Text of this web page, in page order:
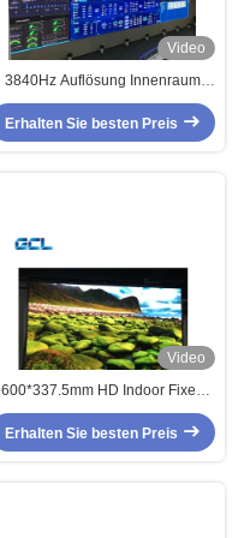
Video
3840Hz Auflösung Innenraum
Fest-LED-Display Gspark High
Definition für kommerzielle
Werbung
Erhalten Sie besten Preis
Video
600*337.5mm HD Indoor Fixed
LED Display Die Casting
Aluminium Schmal Pixel Pitch
LED Display
Erhalten Sie besten Preis